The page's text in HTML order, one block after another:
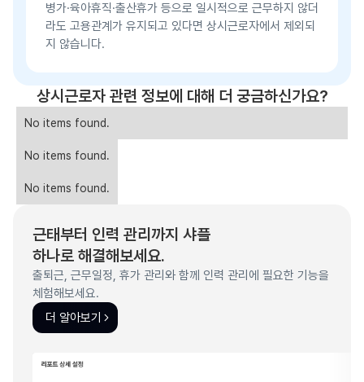
병가·육아휴직·출산휴가 등으로 일시적으로 근무하지 않더
라도 고용관계가 유지되고 있다면 상시근로자에서 제외되
지 않습니다.
상시근로자 관련 정보에 대해 더 궁금하신가요?
No items found.
No items found.
No items found.
근태부터 인력 관리까지 샤플
하나로 해결해보세요.
출퇴근, 근무일정, 휴가 관리와 함께 인력 관리에 필요한 기능을
체험해보세요.
더 알아보기